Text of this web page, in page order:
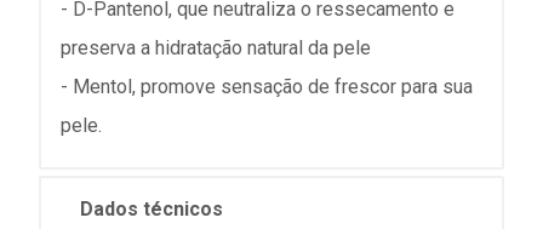
- D-Pantenol, que neutraliza o ressecamento e
preserva a hidratação natural da pele
- Mentol, promove sensação de frescor para sua
pele.
Dados técnicos